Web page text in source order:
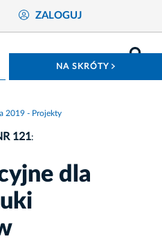
ZALOGUJ
NA SKRÓTY
2019 - Projekty
121:
dla